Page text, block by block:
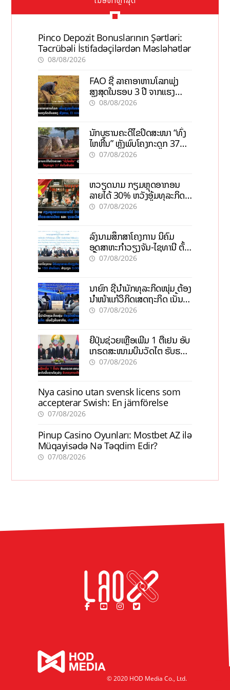
Pinco Depozit Bonuslarının Şərtləri:
Təcrübəli İstifadəçilərdən Məsləhətlər
08/08/2026
FAO ຊີ້ ລາຄາອາຫານໂລກພຸ່ງ
ສູງສຸດໃນຮອບ 3 ປີ ຈາກແຮງ
ກົດດັນຂອງສົງຄາມ, El nino
08/08/2026
ນັກບູຮານຄະດີໄຂປິດສະໜາ “ທົ່ງ
ໄຫຫີນ” ຫຼັງພົບໂຄງກະດູກ 37
ຄົນໃນຫີນຍັກ
07/08/2026
ຫວຽດນາມ ກຽມຫຼຸດອາກອນ
ລາຍໄດ້ 30% ຫວັງອູ້ມທຸລະກິດ
ຂະໜາດນ້ອຍ ແລະ ຈຸນລະ
07/08/2026
ລົງນາມສຶກສາໂຄງການ ນິຄົມ
ອຸດສາຫະກຳວຽງຈັນ-ໄຊທານີ ຕັ້ງ
ເປົ້າດຶງທຶນ 150 ລ້ານໂດລາ, ສ້າງ
07/08/2026
ນາຍົກ ຊີ້ນຳນັກທຸລະກິດໜຸ່ມ ຕ້ອງ
ນຳໜ້າແກ້ວິກິດເສດຖະກິດ ເນັ້ນດຶງ
ທຶນສາກົນ, ຫັນສູ່ດິຈິຕອນ
07/08/2026
ຍີ່ປຸ່ນຊ່ວຍເຫຼືອເພີ່ມ 1 ຕື້ເຢນ ອັບ
ເກຣດສະໜາມບິນວັດໄຕ ຮັບຮອງ
ການເຕີບໂຕ
07/08/2026
Nya casino utan svensk licens som
accepterar Swish: En jämförelse
07/08/2026
Pinup Casino Oyunları: Mostbet AZ ilə
Müqayisədə Nə Təqdim Edir?
07/08/2026
© 2020 HOD Media Co., Ltd.